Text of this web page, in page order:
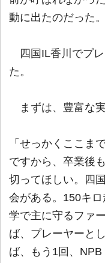
動に出たのだった。
四国IL香川でプ
た。
まずは、豊富な実
「せっかくここま
ですから、卒業後
切ってほしい。四
会がある。150キ
学で主に守るファ
ば、プレーヤーと
ば、もう1回、